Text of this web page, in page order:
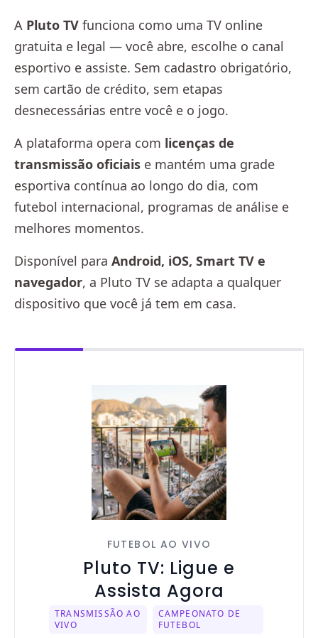
A Pluto TV funciona como uma TV online
gratuita e legal — você abre, escolhe o canal
esportivo e assiste. Sem cadastro obrigatório,
sem cartão de crédito, sem etapas
desnecessárias entre você e o jogo.
A plataforma opera com licenças de
transmissão oficiais e mantém uma grade
esportiva contínua ao longo do dia, com
futebol internacional, programas de análise e
melhores momentos.
Disponível para Android, iOS, Smart TV e
navegador, a Pluto TV se adapta a qualquer
dispositivo que você já tem em casa.
FUTEBOL AO VIVO
Pluto TV: Ligue e
Assista Agora
TRANSMISSÃO AO
VIVO
CAMPEONATO DE
FUTEBOL